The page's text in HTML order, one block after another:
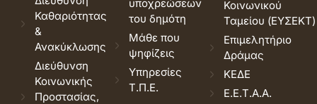
Καθαριότητας
&
Ανακύκλωσης
Διεύθυνση
Κοινωνικής
Προστασίας,
υποχρεώσεων
του δημότη
Μάθε που
ψηφίζεις
Υπηρεσίες
Τ.Π.Ε.
Κοινωνικού
Ταμείου (ΕΥΣΕΚΤ)
Επιμελητήριο
Δράμας
ΚΕΔΕ
Ε.Ε.Τ.Α.Α.